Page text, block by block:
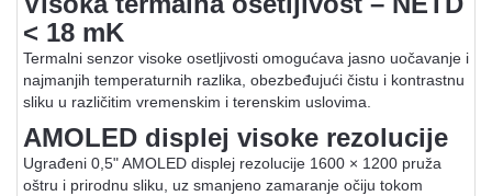
< 18 mK
Termalni senzor visoke osetljivosti omogućava jasno uočavanje i
najmanjih temperaturnih razlika, obezbeđujući čistu i kontrastnu
sliku u različitim vremenskim i terenskim uslovima.
AMOLED displej visoke rezolucije
Ugrađeni 0,5" AMOLED displej rezolucije 1600 × 1200 pruža
oštru i prirodnu sliku, uz smanjeno zamaranje očiju tokom